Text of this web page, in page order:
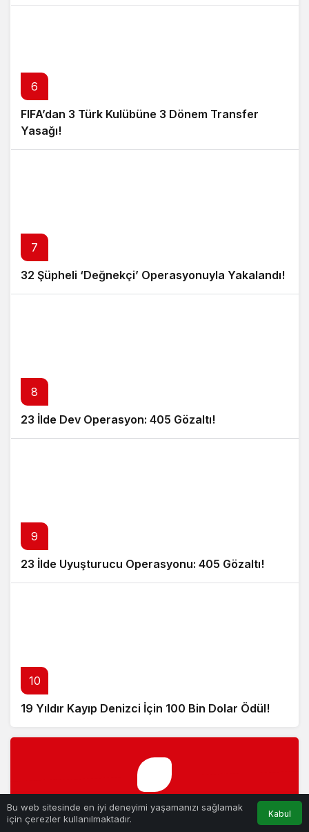
6
FIFA’dan 3 Türk Kulübüne 3 Dönem Transfer
Yasağı!
7
32 Şüpheli ‘Değnekçi’ Operasyonuyla Yakalandı!
8
23 İlde Dev Operasyon: 405 Gözaltı!
9
23 İlde Uyuşturucu Operasyonu: 405 Gözaltı!
10
19 Yıldır Kayıp Denizci İçin 100 Bin Dolar Ödül!
Bu web sitesinde en iyi deneyimi yaşamanızı sağlamak
için çerezler kullanılmaktadır.
Kabul